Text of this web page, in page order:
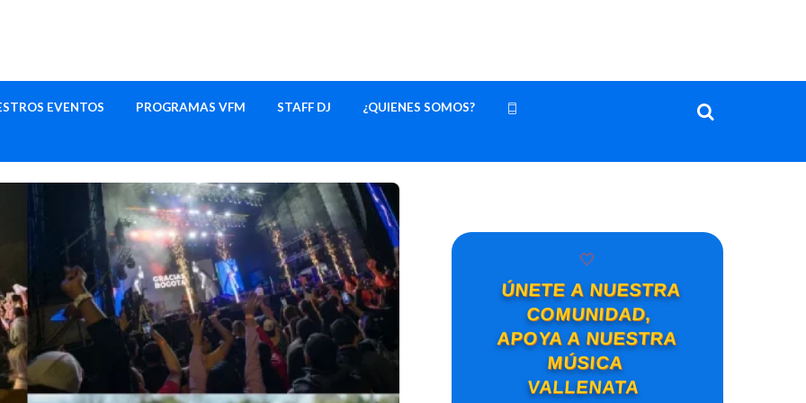
EVENTOS PROGRAMAS VFM STAFF DJ ¿QUIENES SOMOS?
🤍
ÚNETE A NUESTRA
COMUNIDAD,
APOYA A NUESTRA
MÚSICA
VALLENATA